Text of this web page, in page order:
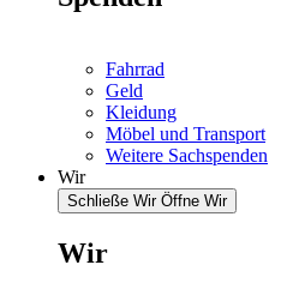
Fahrrad
Geld
Kleidung
Möbel und Transport
Weitere Sachspenden
Wir
Schließe Wir Öffne Wir
Wir